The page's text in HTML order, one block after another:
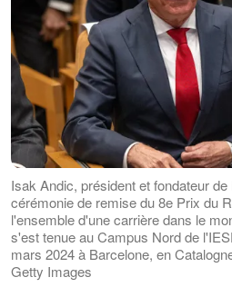
Isak Andic, président et fondateur
cérémonie de remise du 8e Prix du
l'ensemble d'une carrière dans le
s'est tenue au Campus Nord de
mars 2024 à Barcelone, en
Getty Images